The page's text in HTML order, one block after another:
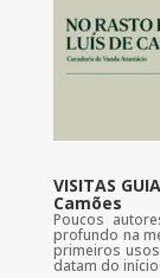
VISITAS
Camões
Poucos
profundo na
primeiros
datam do